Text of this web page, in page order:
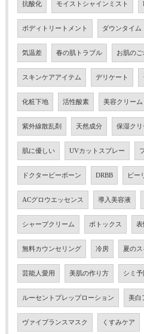
抗酸化 モイストシャインミスト
ボディトリートメント ダウンタイム
気温差 春の肌トラブル お肌のご
スキンケアアイテム デリケート
化粧下地 活性酸素 美容クリーム
紫外線散乱剤 天然成分 保湿クリ
肌に優しい UVカットスプレー
ドクタービーボーン DRBB ピー
ACグロウエッセンス 導入美容液
シャープクリーム ボトックス 表
無料カウンセリング 冷房 夏の
芸能人愛用 美肌の作り方 シミ予
ルーセントプレップローション 美白
ヴァイブランスマスク くすみケア